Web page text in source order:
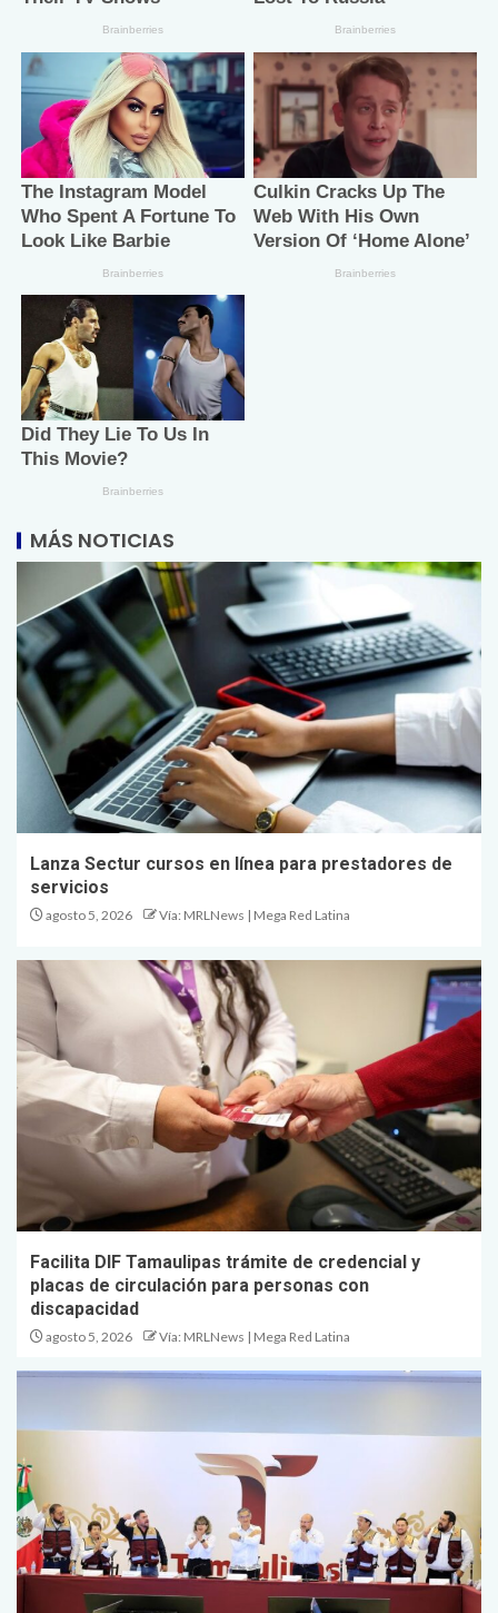
MÁS NOTICIAS
Lanza Sectur cursos en línea para prestadores de
servicios
agosto 5, 2026 Vía: MRLNews | Mega Red Latina
Facilita DIF Tamaulipas trámite de credencial y
placas de circulación para personas con
discapacidad
agosto 5, 2026 Vía: MRLNews | Mega Red Latina